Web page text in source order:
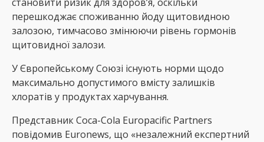
перешкоджає споживанню йоду щитовидною
залозою, тимчасово змінюючи рівень гормонів
щитовидної залози.
У Європейському Союзі існують норми щодо
максимально допустимого вмісту залишків
хлоратів у продуктах харчування.
Представник Coca-Cola Europacific Partners
повідомив Euronews, що «незалежний експертний